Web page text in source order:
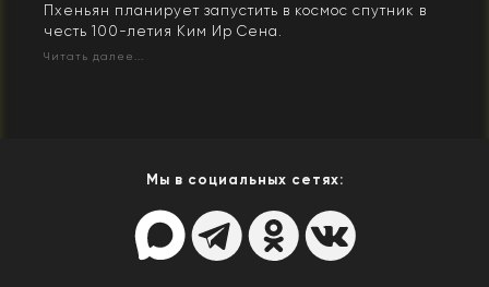
Пхеньян планирует запустить в космос спутник в
честь 100-летия Ким Ир Сена.
Читать далее...
Мы в социальных сетях: